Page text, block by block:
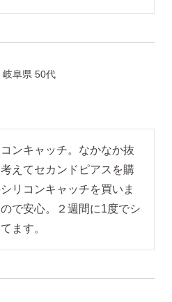
更新中です。
みてください。
通販ショップ
しこスタイルへ！
岐阜県 50代
ンキャッチ。なかなか抜
えてセカンドピアスを購
リコンキャッチを買いま
で安心。２週間に1度でシ
ます。